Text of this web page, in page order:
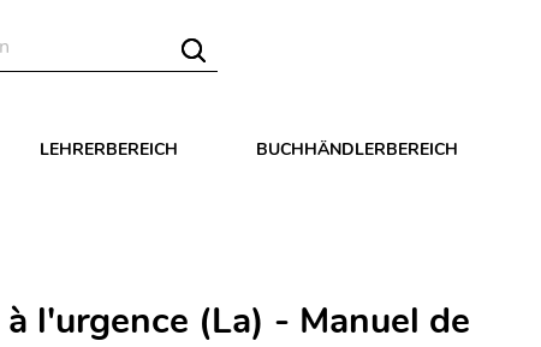
LEHRERBEREICH BUCHHÄNDLERBEREICH
l'urgence (La) - Manuel de